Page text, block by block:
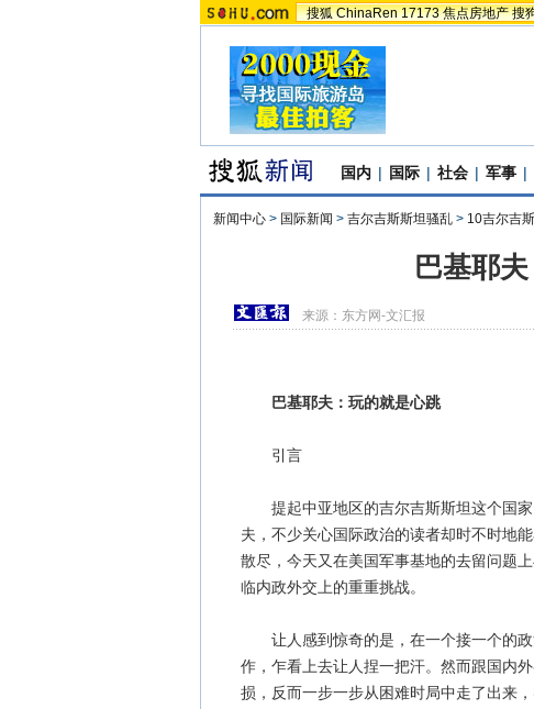
搜狐 ChinaRen 17173 焦点房地产 搜
国内 | 国际 | 社会 | 军事 |
新闻中心 > 国际新闻 > 吉尔吉斯斯坦骚乱 > 10吉尔吉
巴基耶
来源： 东方网-文汇报
巴基耶夫：玩的就是心跳
引言
提起中亚地区的吉尔吉斯斯坦这个国家
夫，不少关心国际政治的读者却时不时地
散尽，今天又在美国军事基地的去留问题
临内政外交上的重重挑战。
让人感到惊奇的是，在一个接一个的政
作，乍看上去让人捏一把汗。然而跟国内
损，反而一步一步从困难时局中走了出来